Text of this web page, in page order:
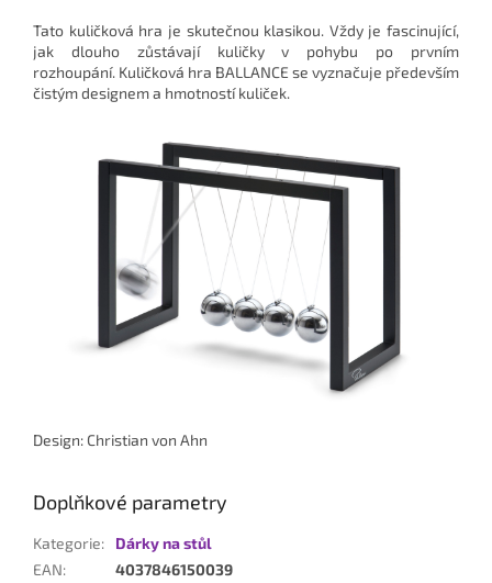
Tato kuličková hra je skutečnou klasikou. Vždy je fascinující,
jak dlouho zůstávají kuličky v pohybu po prvním
rozhoupání. Kuličková hra BALLANCE se vyznačuje především
čistým designem a hmotností kuliček.
Design: Christian von Ahn
Doplňkové parametry
Kategorie:
Dárky na stůl
EAN:
4037846150039